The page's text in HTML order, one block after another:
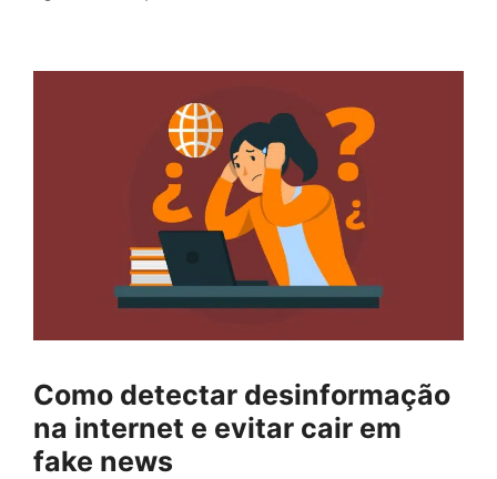
Como detectar desinformação
na internet e evitar cair em
fake news